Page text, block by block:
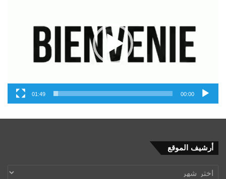
00:00
01:49
أرشيف الموقع
أرشيف
الموقع